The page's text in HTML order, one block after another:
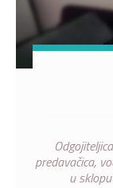
predavačica,
u